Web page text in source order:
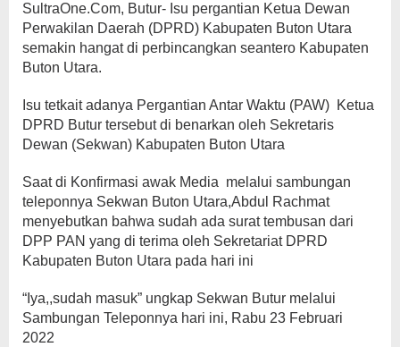
SultraOne.Com, Butur- Isu pergantian Ketua Dewan
Perwakilan Daerah (DPRD) Kabupaten Buton Utara
semakin hangat di perbincangkan seantero Kabupaten
Buton Utara.
Isu tetkait adanya Pergantian Antar Waktu (PAW) Ketua
DPRD Butur tersebut di benarkan oleh Sekretaris
Dewan (Sekwan) Kabupaten Buton Utara
Saat di Konfirmasi awak Media melalui sambungan
teleponnya Sekwan Buton Utara,Abdul Rachmat
menyebutkan bahwa sudah ada surat tembusan dari
DPP PAN yang di terima oleh Sekretariat DPRD
Kabupaten Buton Utara pada hari ini
“Iya,,sudah masuk” ungkap Sekwan Butur melalui
Sambungan Teleponnya hari ini, Rabu 23 Februari
2022